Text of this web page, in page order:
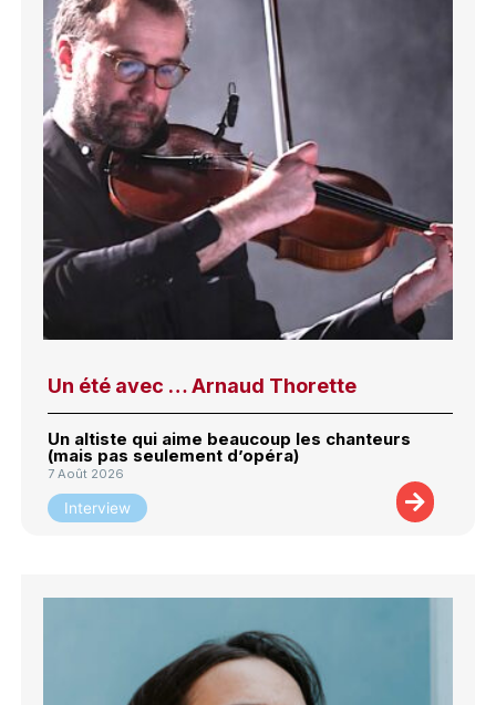
Un été avec … Arnaud Thorette
Un altiste qui aime beaucoup les chanteurs
(mais pas seulement d’opéra)
7 Août 2026
Interview